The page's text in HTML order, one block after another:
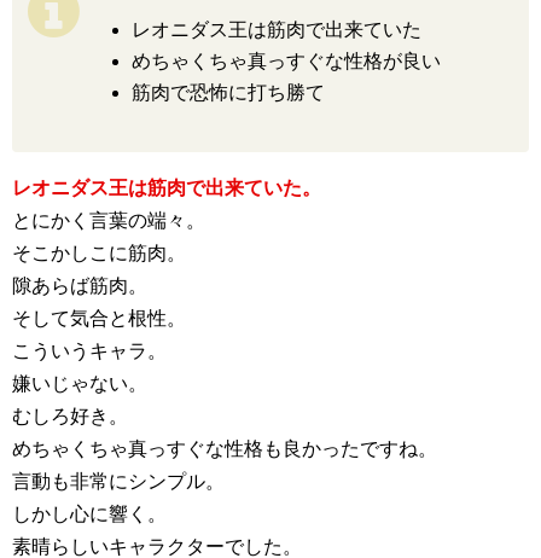
レオニダス王は筋肉で出来ていた
めちゃくちゃ真っすぐな性格が良い
筋肉で恐怖に打ち勝て
レオニダス王は筋肉で出来ていた。
とにかく言葉の端々。
そこかしこに筋肉。
隙あらば筋肉。
そして気合と根性。
こういうキャラ。
嫌いじゃない。
むしろ好き。
めちゃくちゃ真っすぐな性格も良かったですね。
言動も非常にシンプル。
しかし心に響く。
素晴らしいキャラクターでした。